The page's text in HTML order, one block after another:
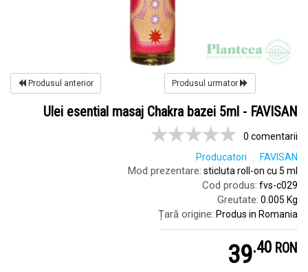
Produsul anterior Produsul urmator
Ulei esential masaj Chakra bazei 5ml - FAVISAN
0 comentarii
Producatori
FAVISAN
Mod prezentare: sticluta roll-on cu 5 ml
Cod produs: fvs-c029
Greutate: 0.005 Kg
Țară origine: Produs in Romania
39.4 RON